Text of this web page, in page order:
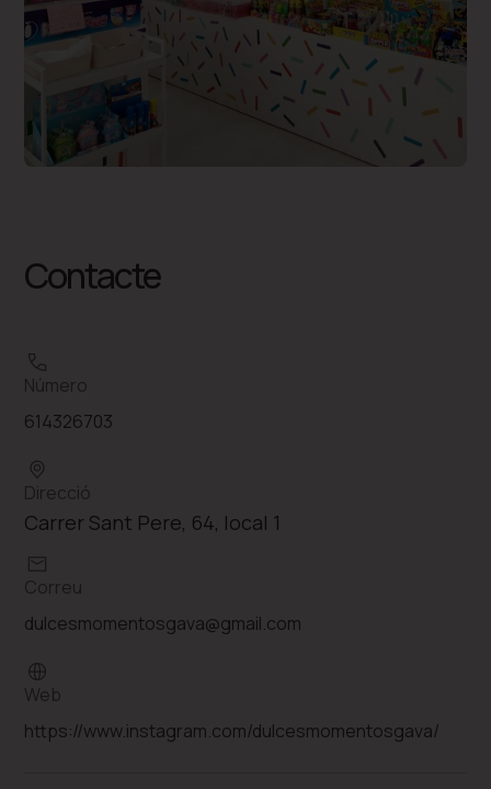
Contacte
Número
614326703
Direcció
Carrer Sant Pere, 64, local 1
Correu
dulcesmomentosgava@gmail.com
Web
https://www.instagram.com/dulcesmomentosgava/